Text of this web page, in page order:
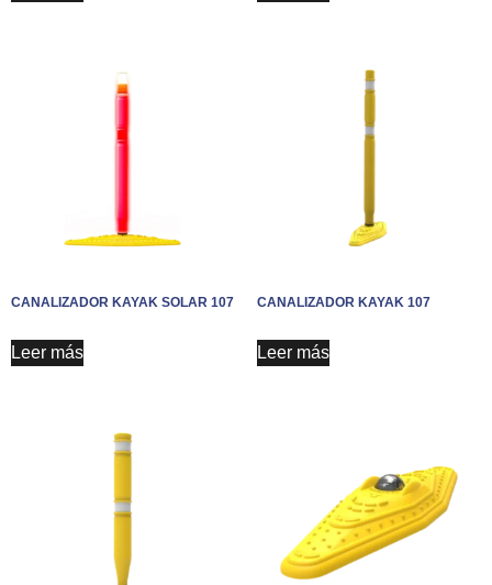
CANALIZADOR KAYAK SOLAR 107
Leer más
CANALIZADOR KAYAK 107
Leer más